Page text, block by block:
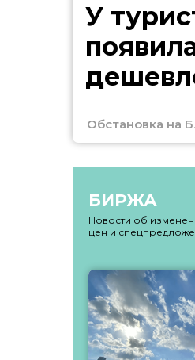
У
Обстановка на
БИРЖА
Новости об
цен и